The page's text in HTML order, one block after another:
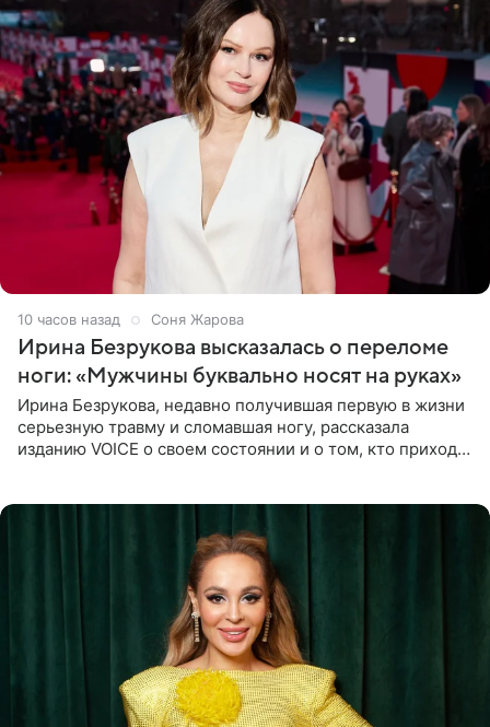
10 часов назад Соня Жарова
Ирина Безрукова высказалась о переломе
ноги: «Мужчины буквально носят на руках»
Ирина Безрукова, недавно получившая первую в жизни
серьезную травму и сломавшая ногу, рассказала
изданию VOICE о своем состоянии и о том, кто приходит